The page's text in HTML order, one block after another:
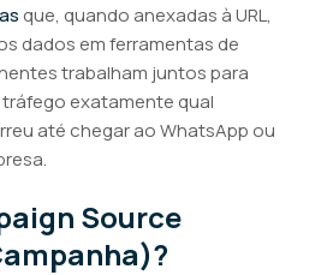
que, quando anexadas à URL,
dados em ferramentas de
trabalham juntos para
exatamente qual
até chegar ao WhatsApp ou
Source